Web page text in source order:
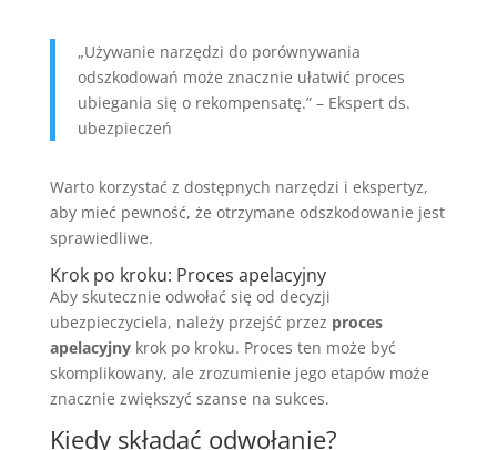
„Używanie narzędzi do porównywania
odszkodowań może znacznie ułatwić proces
ubiegania się o rekompensatę.” – Ekspert ds.
ubezpieczeń
Warto korzystać z dostępnych narzędzi i ekspertyz,
aby mieć pewność, że otrzymane odszkodowanie jest
sprawiedliwe.
Krok po kroku: Proces apelacyjny
Aby skutecznie odwołać się od decyzji
ubezpieczyciela, należy przejść przez proces
apelacyjnykrok po kroku. Proces ten może być
skomplikowany, ale zrozumienie jego etapów może
znacznie zwiększyć szanse na sukces.
Kiedy składać odwołanie?